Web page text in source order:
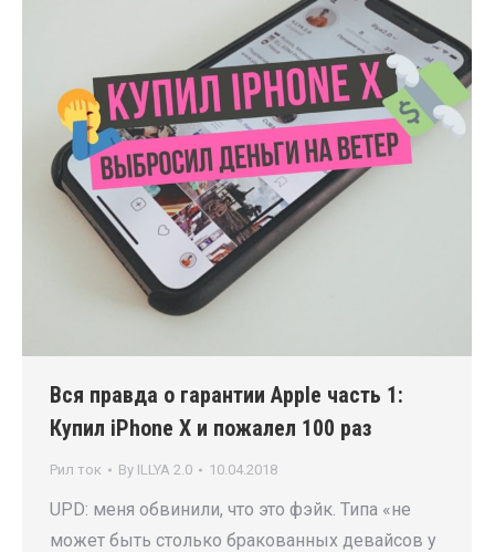
Вся правда о гарантии Apple часть 1:
Купил iPhone X и пожалел 100 раз
Рил ток By ILLYA 2.0 10.04.2018
UPD: меня обвинили, что это фэйк. Типа «не
может быть столько бракованных девайсов у